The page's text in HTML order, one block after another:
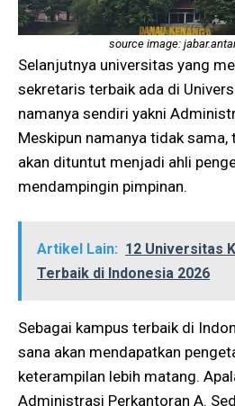
source image:
Selanjutnya universitas yang
sekretaris terbaik ada di
namanya sendiri yakni
Meskipun namanya tidak
akan dituntut menjadi ahli
mendampingin pimpinan.
Artikel Lain: 12 Universitas
Terbaik di Indonesia 2026
Sebagai kampus terbaik di
sana akan mendapatkan
keterampilan lebih matang.
Administrasi Perkantoran A.